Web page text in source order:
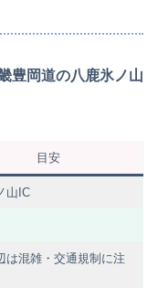
豊岡道の八鹿氷ノ山
目安
山IC
は混雑・交通規制に注